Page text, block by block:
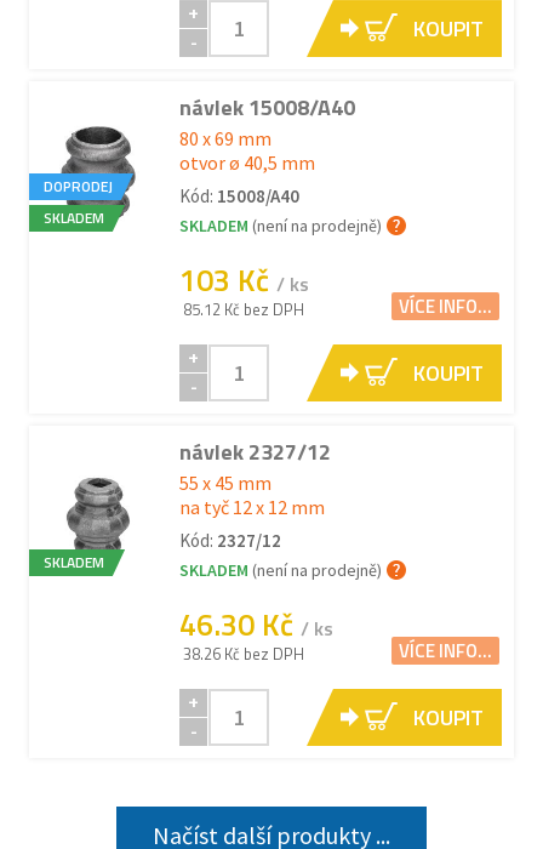
+
-
KOUPIT
DOPRODEJ
SKLADEM
návlek 15008/A40
80 x 69 mm
otvor ø 40,5 mm
Kód: 15008/A40
SKLADEM (není na prodejně)
103 Kč / ks
85.12 Kč bez DPH VÍCE INFO...
+
-
KOUPIT
SKLADEM
návlek 2327/12
55 x 45 mm
na tyč 12 x 12 mm
Kód: 2327/12
SKLADEM (není na prodejně)
46.30 Kč / ks
38.26 Kč bez DPH VÍCE INFO...
+
-
KOUPIT
Načíst další produkty ...